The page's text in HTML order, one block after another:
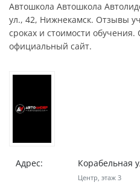
Автошкола Автошкола
ул., 42, Нижнекамск. Отзывы
сроках и стоимости
официальный сайт.
Адрес: Корабельная
Центр, этаж 3